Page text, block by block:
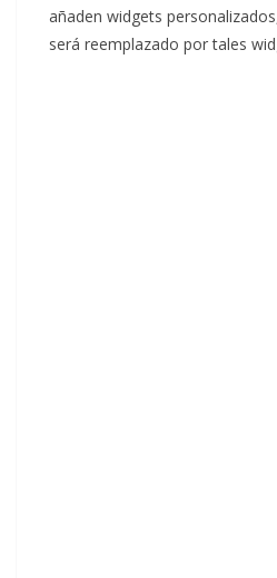
añaden widgets
será reemplazado por tales